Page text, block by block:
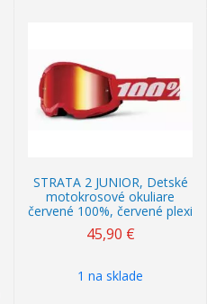
STRATA 2 JUNIOR, Detské
motokrosové okuliare
červené 100%, červené plexi
45,90 €
1 na sklade